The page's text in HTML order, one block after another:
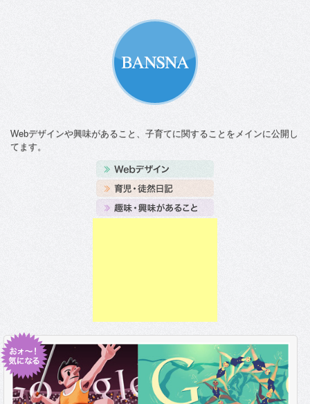
Webデザインや興味があること、子育てに関することをメインに公開し
てます。